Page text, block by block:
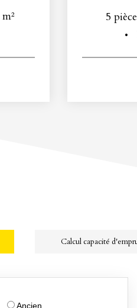
m²
5
Calcul capacité